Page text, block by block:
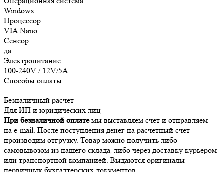
Windows
Процессор:
VIA Nano
Сенсор:
да
Электропитание:
100-240V / 12V/5A
Способы оплаты
Безналичный расчет
Для ИП и юридических лиц
При безналичной оплатемы выставляем счет и отправляем
на e-mail. После поступления денег на расчетный счет
производим отгрузку. Товар можно получить либо
самовывозом из нашего склада, либо через доставку курьером
или транспортной компанией. Выдаются оригиналы
первичных бухгалтерских документов.